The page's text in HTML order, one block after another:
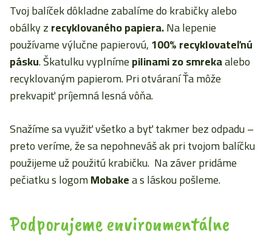
Tvoj balíček dôkladne zabalíme do krabičky alebo
obálky zrecyklovaného papiera.Na lepenie
používame výlučne papierovú,100% recyklovateľnú
pásku. Škatulku vyplnímepilinami zo smrekaalebo
recyklovaným papierom. Pri otváraní Ťa môže
prekvapiť príjemná lesná vôňa.
Snažíme sa využiť všetko a byť takmer bez odpadu –
preto veríme, že sa nepohneváš ak pri tvojom balíčku
použijeme už použitú krabičku. Na záver pridáme
pečiatku s logomMobakea s láskou pošleme.
Podporujeme environmentálne